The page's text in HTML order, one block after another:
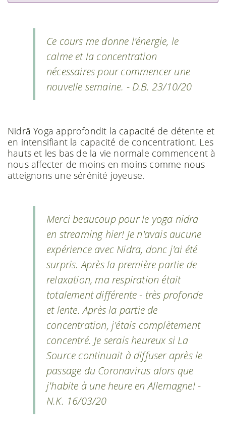
Ce cours me donne l'énergie, le
calme et la concentration
nécessaires pour commencer une
nouvelle semaine. - D.B. 23/10/20
Nidrā Yoga approfondit la capacité de détente et
en intensifiant la capacité de concentrationt. Les
hauts et les bas de la vie normale commencent à
nous affecter de moins en moins comme nous
atteignons une sérénité joyeuse.
Merci beaucoup pour le yoga nidra
en streaming hier! Je n'avais aucune
expérience avec Nidra, donc j'ai été
surpris. Après la première partie de
relaxation, ma respiration était
totalement différente - très profonde
et lente. Après la partie de
concentration, j'étais complètement
concentré. Je serais heureux si La
Source continuait à diffuser après le
passage du Coronavirus alors que
j'habite à une heure en Allemagne! -
N.K. 16/03/20